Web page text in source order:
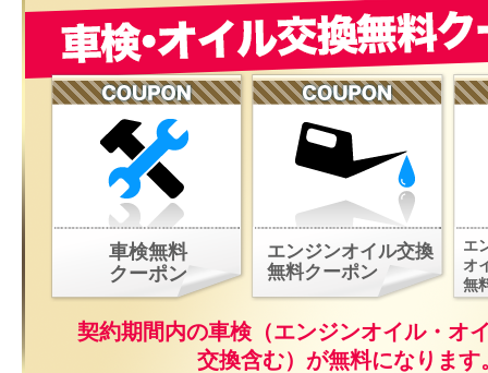
車検無料
クーポン
エンジンオイル交換
無料クーポン
エ
オ
無
契約期間内の車検（エンジンオイル・オ
交換含む）が無料になります